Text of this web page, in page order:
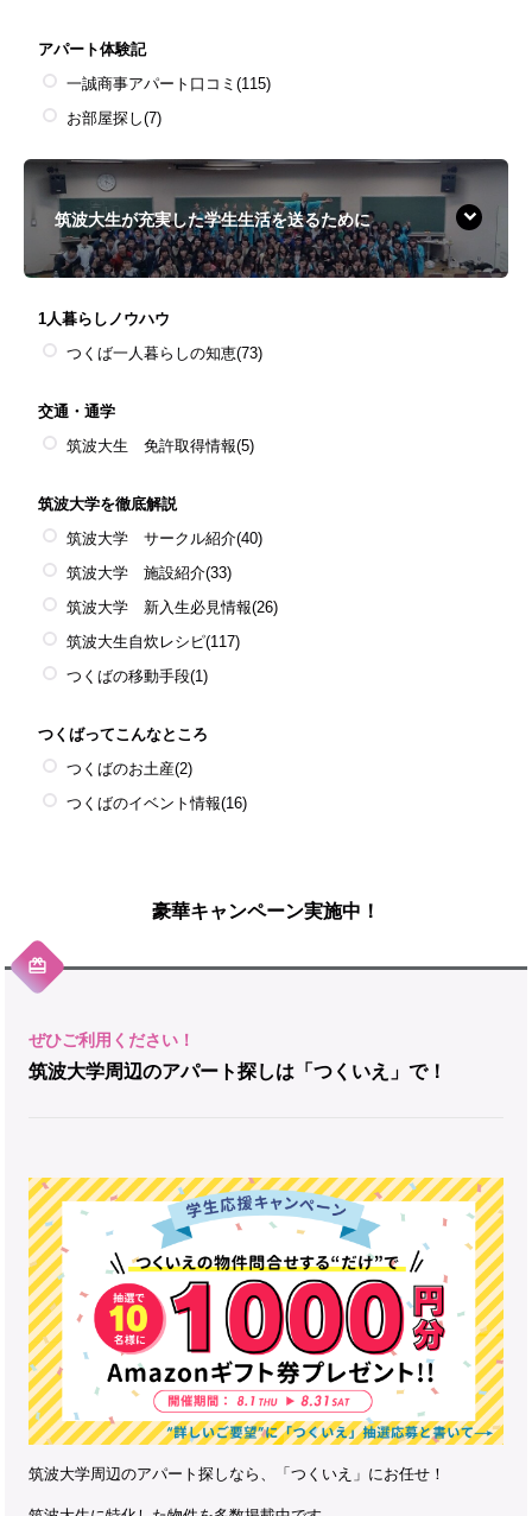
アパート体験記
一誠商事アパート口コミ (115)
お部屋探し(7)
筑波大生が充実した学生生活を送るために
1人暮らしノウハウ
つくば一人暮らしの知恵(73)
交通・通学
筑波大生 免許取得情報(5)
筑波大学を徹底解説
筑波大学 サークル紹介(40)
筑波大学 施設紹介(33)
筑波大学 新入生必見情報(26)
筑波大生自炊レシピ(117)
つくばの移動手段(1)
つくばってこんなところ
つくばのお土産(2)
つくばのイベント情報(16)
豪華キャンペーン実施中！
筑波大学周辺のアパート探しは「つくいえ」で！
筑波大学周辺のアパート探しなら、「つくいえ」にお任せ！